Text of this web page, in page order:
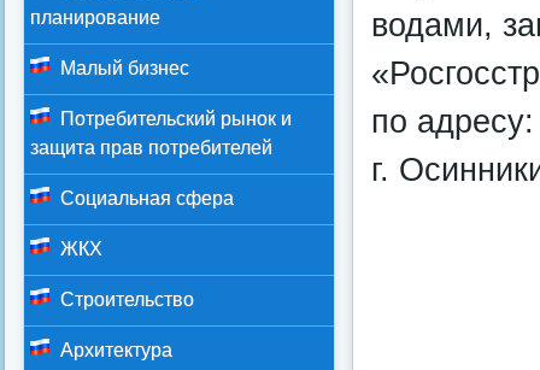
водами,
по адресу:
г.
планирование
Малый бизнес
Потребительский рынок и
защита прав потребителей
Социальная сфера
ЖКХ
Строительство
Архитектура